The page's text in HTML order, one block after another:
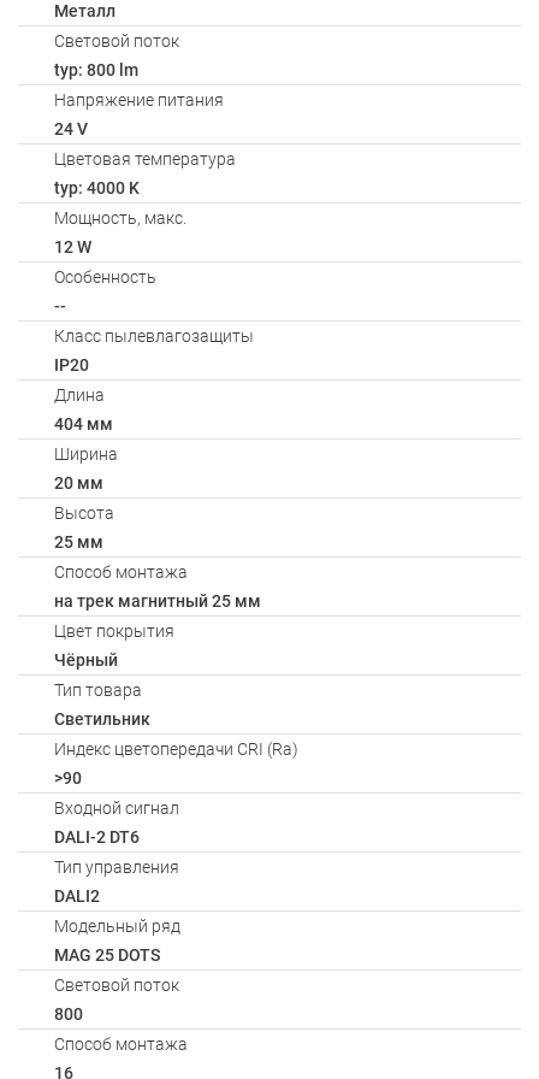
Металл
Световой поток
typ: 800 lm
Напряжение питания
24 V
Цветовая температура
typ: 4000 K
Мощность, макс.
12 W
Особенность
--
Класс пылевлагозащиты
IP20
Длина
404 мм
Ширина
20 мм
Высота
25 мм
Способ монтажа
на трек магнитный 25 мм
Цвет покрытия
Чёрный
Тип товара
Светильник
Индекс цветопередачи CRI (Ra)
>90
Входной сигнал
DALI-2 DT6
Тип управления
DALI2
Модельный ряд
MAG 25 DOTS
Световой поток
800
Способ монтажа
16